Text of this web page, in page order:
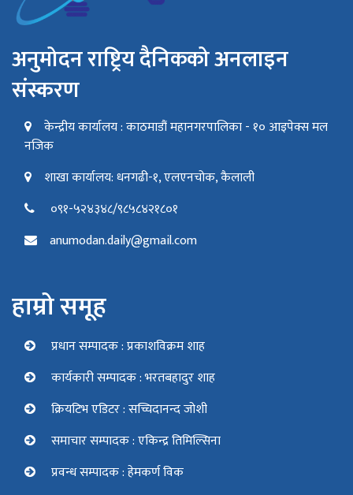
अनुमोदन राष्ट्रिय दैनिकको अनलाइन
संस्करण
केन्द्रीय कार्यालय : काठमाडौं महानगरपालिका - १० आइपेक्स मल
नजिक
शाखा कार्यालय: धनगढी-१, एलएनचोक, कैलाली
०९१-५२४३४८/९८५८४२१८०१
anumodan.daily@gmail.com
हाम्रो समूह
प्रधान सम्पादक : प्रकाशविक्रम शाह
कार्यकारी सम्पादक : भरतबहादुर शाह
क्रियटिभ एडिटर : सच्चिदानन्द जोशी
समाचार सम्पादक : एकिन्द्र तिमिल्सिना
प्रवन्ध सम्पादक : हेमकर्ण विक